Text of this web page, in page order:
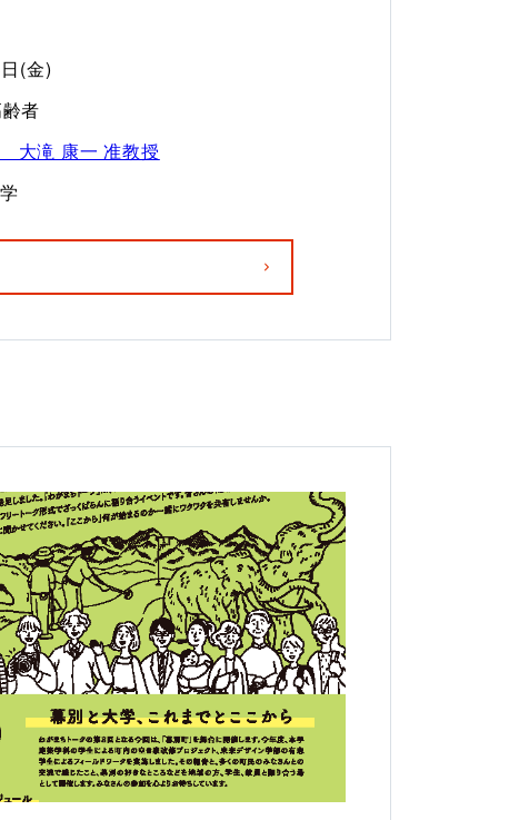
(金)
者
大滝 康一 准教授